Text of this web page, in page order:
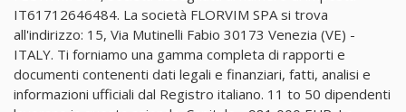
IT61712646484. La società FLORVIM SPA si trova
all'indirizzo: 15, Via Mutinelli Fabio 30173 Venezia (VE) -
ITALY. Ti forniamo una gamma completa di rapporti e
documenti contenenti dati legali e finanziari, fatti, analisi e
informazioni ufficiali dal Registro italiano. 11 to 50 dipendenti